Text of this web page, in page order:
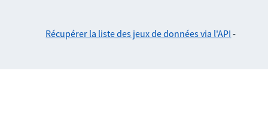
Récupérer la liste des jeux de données via l'API -